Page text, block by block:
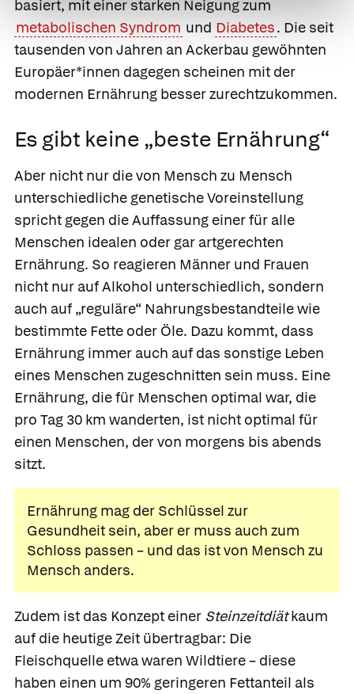
basiert, mit einer starken Neigung zum
metabolischen Syndrom und Diabetes. Die seit
tausenden von Jahren an Ackerbau gewöhnten
Europäer*innen dagegen scheinen mit der
modernen Ernährung besser zurechtzukommen.
Es gibt keine „beste Ernährung“
Aber nicht nur die von Mensch zu Mensch
unterschiedliche genetische Voreinstellung
spricht gegen die Auffassung einer für alle
Menschen idealen oder gar artgerechten
Ernährung. So reagieren Männer und Frauen
nicht nur auf Alkohol unterschiedlich, sondern
auch auf „reguläre“ Nahrungsbestandteile wie
bestimmte Fette oder Öle. Dazu kommt, dass
Ernährung immer auch auf das sonstige Leben
eines Menschen zugeschnitten sein muss. Eine
Ernährung, die für Menschen optimal war, die
pro Tag 30 km wanderten, ist nicht optimal für
einen Menschen, der von morgens bis abends
sitzt.
Ernährung mag der Schlüssel zur
Gesundheit sein, aber er muss auch zum
Schloss passen – und das ist von Mensch zu
Mensch anders.
Zudem ist das Konzept einer Steinzeitdiätkaum
auf die heutige Zeit übertragbar: Die
Fleischquelle etwa waren Wildtiere – diese
haben einen um 90% geringeren Fettanteil als